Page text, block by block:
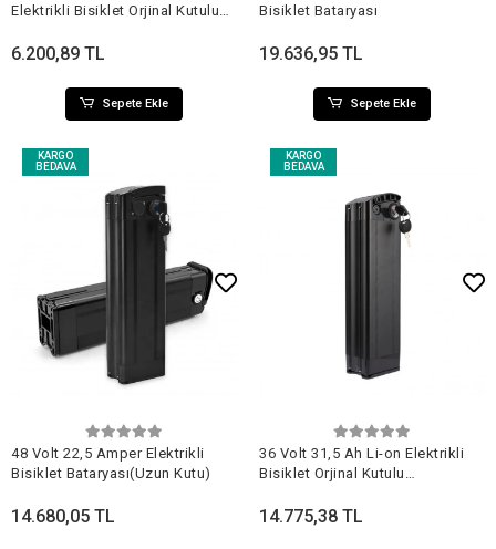
Elektrikli Bisiklet Orjinal Kutulu
6.200,89 TL
Sepete Ekle
Bisiklet Bataryası
19.636,95 TL
Sepete Ekle
KARGO
BEDAVA
Sepete Ekle
48 Volt 22,5 Amper Elektrikli
Bisiklet Bataryası(Uzun Kutu)
14.680,05 TL
KARGO
BEDAVA
36 Volt 31,5 Ah Li-on Elektrikli
Bisiklet Orjinal Kutulu
14.775,38 TL